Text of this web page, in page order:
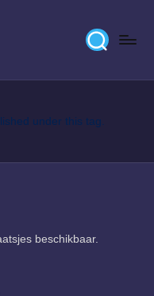
under this tag.
beschikbaar.